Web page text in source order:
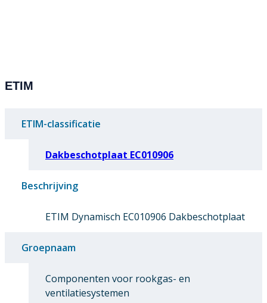
ETIM
ETIM-classificatie
Dakbeschotplaat EC010906
Beschrijving
ETIM Dynamisch EC010906 Dakbeschotplaat
Groepnaam
Componenten voor rookgas- en
ventilatiesystemen